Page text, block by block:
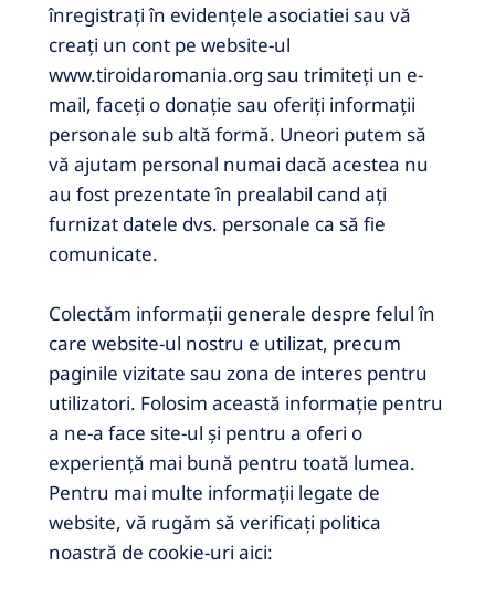
înregistraţi în evidenţele asociatiei sau vă
creaţi un cont pe website-ul
www.tiroidaromania.org sau trimiteţi un e-
mail, faceţi o donaţie sau oferiţi informaţii
personale sub altă formă. Uneori putem să
vă ajutam personal numai dacă acestea nu
au fost prezentate în prealabil cand ați
furnizat datele dvs. personale ca să fie
comunicate.
Colectăm informații generale despre felul în
care website-ul nostru e utilizat, precum
paginile vizitate sau zona de interes pentru
utilizatori. Folosim această informație pentru
a ne-a face site-ul și pentru a oferi o
experiență mai bună pentru toată lumea.
Pentru mai multe informații legate de
website, vă rugăm să verificați politica
noastră de cookie-uri aici: